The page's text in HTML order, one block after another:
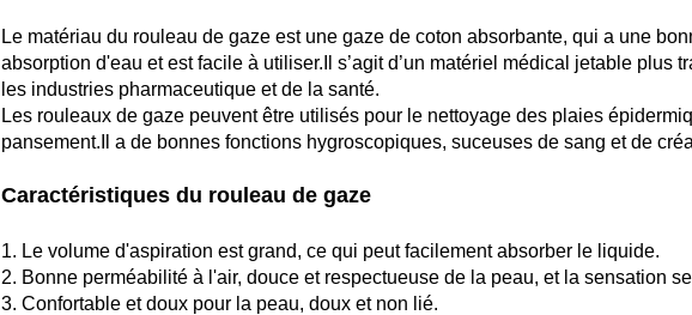
Le matériau du rouleau de gaze est une gaze de coton absorbante, qui a une
absorption d'eau et est facile à utiliser.Il s’agit d’un matériel médical jetable plus
les industries pharmaceutique et de la santé.
Les rouleaux de gaze peuvent être utilisés pour le nettoyage des plaies
pansement.Il a de bonnes fonctions hygroscopiques, suceuses de sang et de
Caractéristiques du rouleau de gaze
1. Le volume d'aspiration est grand, ce qui peut facilement absorber le liquide.
2. Bonne perméabilité à l'air, douce et respectueuse de la peau, et la sensation
3. Confortable et doux pour la peau, doux et non lié.